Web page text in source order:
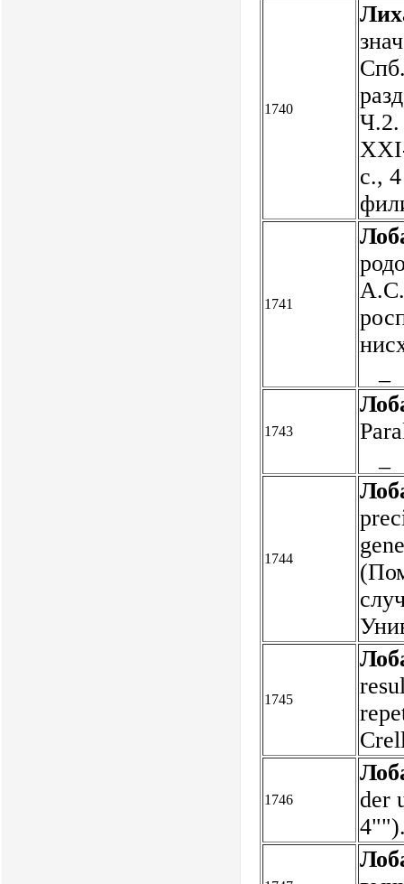
1740
Ч.2.
с.,
1741
А.С.
1743
1744
1745
1746
der